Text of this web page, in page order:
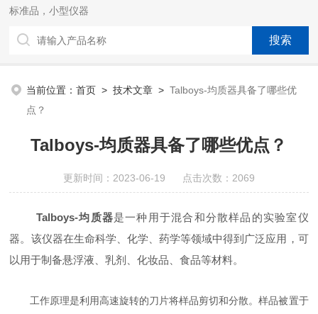
标准品，小型仪器
当前位置：首页 >技术文章 >Talboys-均质器具备了哪些优
点？
Talboys-均质器具备了哪些优点？
更新时间：2023-06-19 点击次数：2069
Talboys-均质器是一种用于混合和分散样品的实验室仪
器。该仪器在生命科学、化学、药学等领域中得到广泛应用，可
以用于制备悬浮液、乳剂、化妆品、食品等材料。
工作原理是利用高速旋转的刀片将样品剪切和分散。样品被置于